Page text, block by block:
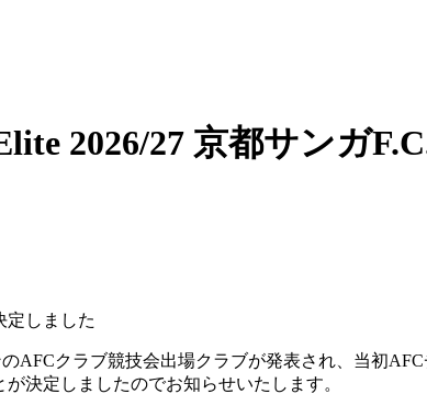
2026/27 京都サンガ
定しました
AFCクラブ競技会出場クラブが発表され、当初
決定しましたのでお知らせいたします。